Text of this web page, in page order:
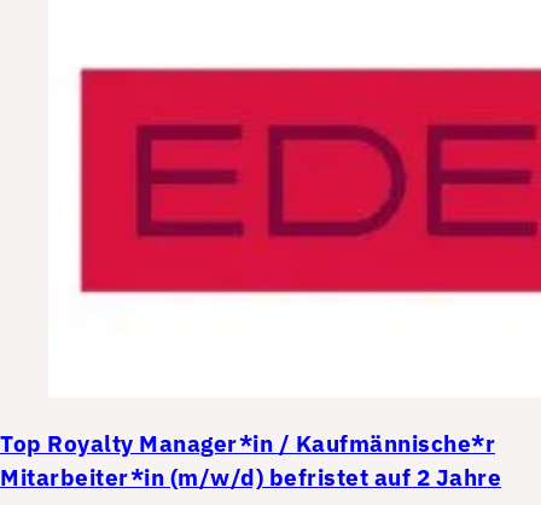
Top Royalty Manager*in / Kaufmännische*r
Mitarbeiter*in (m/w/d) befristet auf 2 Jahre